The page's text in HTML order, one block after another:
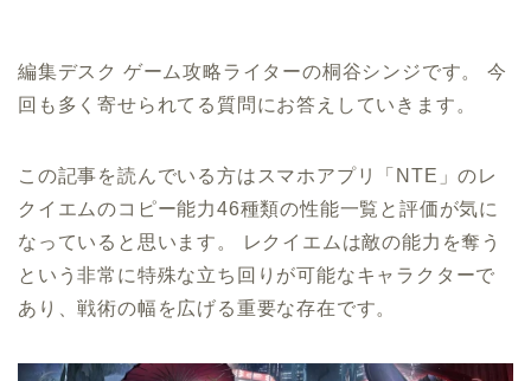
編集デスク ゲーム攻略ライターの桐谷シンジです。 今
回も多く寄せられてる質問にお答えしていきます。
この記事を読んでいる方はスマホアプリ「NTE」のレ
クイエムのコピー能力46種類の性能一覧と評価が気に
なっていると思います。 レクイエムは敵の能力を奪う
という非常に特殊な立ち回りが可能なキャラクターで
あり、戦術の幅を広げる重要な存在です。